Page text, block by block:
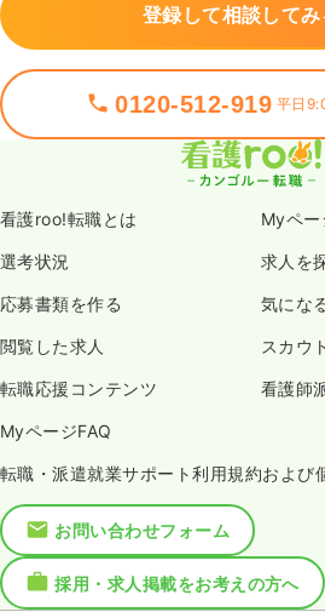
登録して相談してみ
0120-512-919 平日
看護roo!転職とは Myペー
選考状況 求人を
応募書類を作る 気にな
閲覧した求人 スカウ
転職応援コンテンツ 看護師
MyページFAQ
転職・派遣就業サポート利用規約および
お問い合わせフォーム
採用・求人掲載をお考えの方へ